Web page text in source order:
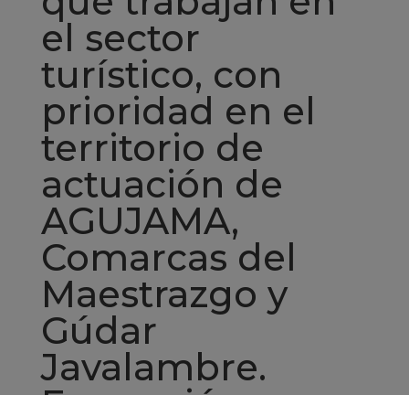
el sector
turístico, con
prioridad en el
territorio de
actuación de
AGUJAMA,
Comarcas del
Maestrazgo y
Gúdar
Javalambre.